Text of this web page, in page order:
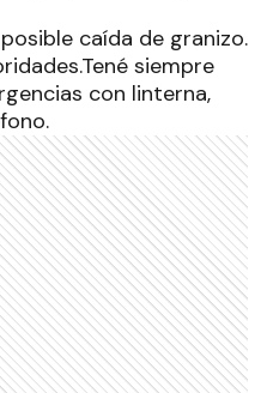
caída de granizo.
siempre
con linterna,